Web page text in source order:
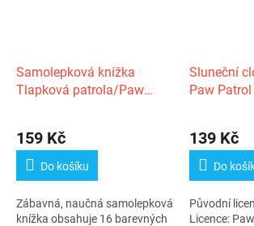
Samolepková knížka
Tlapková patrola/Paw
159 Kč
Do košíku
Zábavná, naučná samolepková
knížka obsahuje 16 barevných
Sluneční
Paw
139 Kč
Do
Původní
Licence: